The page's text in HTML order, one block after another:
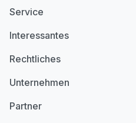
Service
Interessantes
Rechtliches
Unternehmen
Partner